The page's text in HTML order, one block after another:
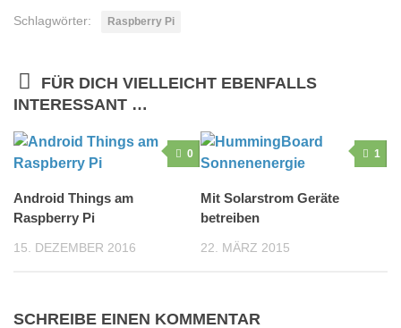
Schlagwörter: Raspberry Pi
FÜR DICH VIELLEICHT EBENFALLS
INTERESSANT …
0
Android Things am
Raspberry Pi
15. DEZEMBER 2016
1
Mit Solarstrom Geräte
betreiben
22. MÄRZ 2015
SCHREIBE EINEN KOMMENTAR